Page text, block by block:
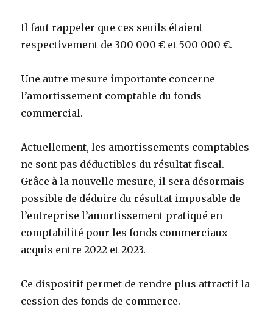
Il faut rappeler que ces seuils étaient
respectivement de 300 000 € et 500 000 €.
Une autre mesure importante concerne
l’amortissement comptable du fonds
commercial.
Actuellement, les amortissements comptables
ne sont pas déductibles du résultat fiscal.
Grâce à la nouvelle mesure, il sera désormais
possible de déduire du résultat imposable de
l’entreprise l’amortissement pratiqué en
comptabilité pour les fonds commerciaux
acquis entre 2022 et 2023.
Ce dispositif permet de rendre plus attractif la
cession des fonds de commerce.